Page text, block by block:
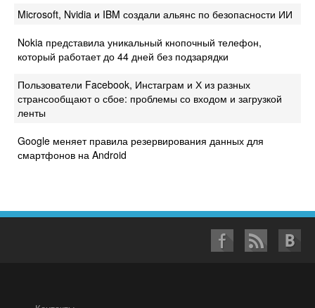
Microsoft, Nvidia и IBM создали альянс по безопасности ИИ
Nokia представила уникальный кнопочный телефон,
который работает до 44 дней без подзарядки
Пользователи Facebook, Инстаграм и Х из разных
странсообщают о сбое: проблемы со входом и загрузкой
ленты
Google меняет правила резервирования данных для
смартфонов на Android